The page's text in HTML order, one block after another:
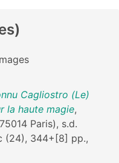
Cagliostro (Le)
la haute magie,
Paris), s.d.
(24), 344+[8] pp.,